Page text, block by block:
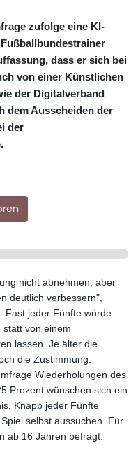
zufolge eine KI-
dass er sich bei
von einer Künstlichen
der Digitalverband
dem Ausscheiden der
der
nicht abnehmen, aber
deutlich verbessern",
Fast jeder Fünfte würde
statt von einem
lassen. Je älter die
die Zustimmung.
Wiederholungen des
Prozent wünschen sich ein
Knapp jeder Fünfte
selbst aussuchen. Für
ab 16 Jahren befragt.